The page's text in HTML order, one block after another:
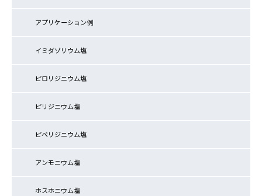
アプリケーション例
イミダゾリウム塩
ピロリジニウム塩
ピリジニウム塩
ピペリジニウム塩
アンモニウム塩
ホスホニウム塩